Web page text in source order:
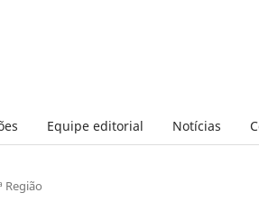
Equipe editorial Notícias
Região